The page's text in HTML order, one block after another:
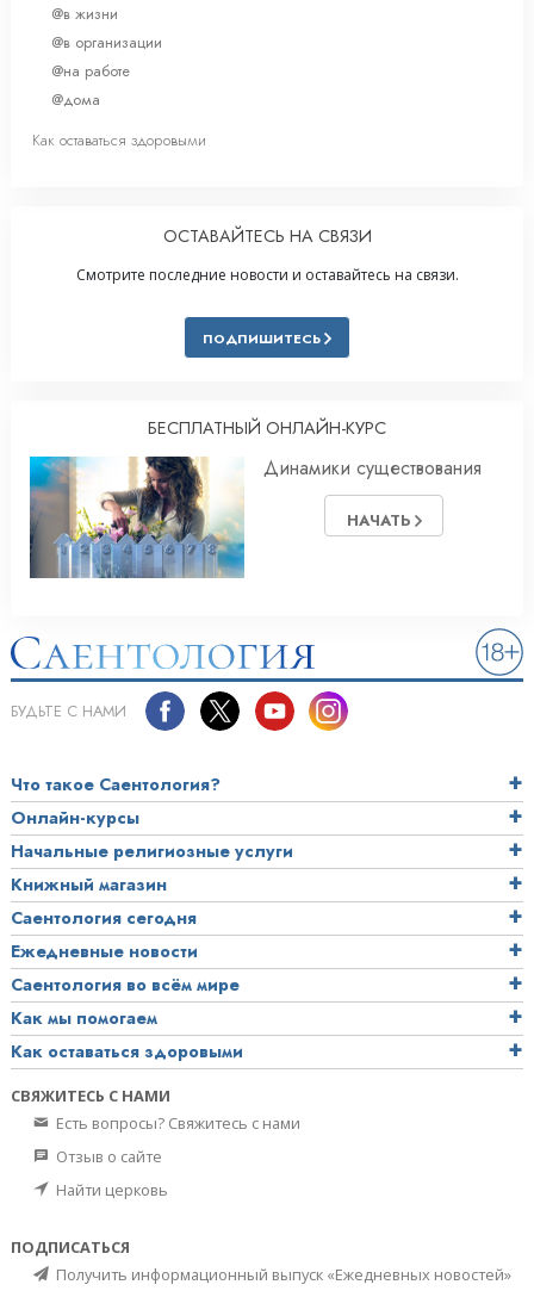
@в жизни
@в организации
@на работе
@дома
Как оставаться здоровыми
ОСТАВАЙТЕСЬ НА СВЯЗИ
Смотрите последние новости и оставайтесь на связи.
ПОДПИШИТЕСЬ
БЕСПЛАТНЫЙ ОНЛАЙН-КУРС
Динамики существования
НАЧАТЬ
БУДЬТЕ С НАМИ
Что такое Саентология?
Онлайн-курсы
Начальные религиозные услуги
Книжный магазин
Саентология сегодня
Ежедневные новости
Саентология во всём мире
Как мы помогаем
Как оставаться здоровыми
СВЯЖИТЕСЬ С НАМИ
Есть вопросы? Свяжитесь с нами
Отзыв о сайте
Найти церковь
ПОДПИСАТЬСЯ
Получить информационный выпуск «Ежедневных новостей»